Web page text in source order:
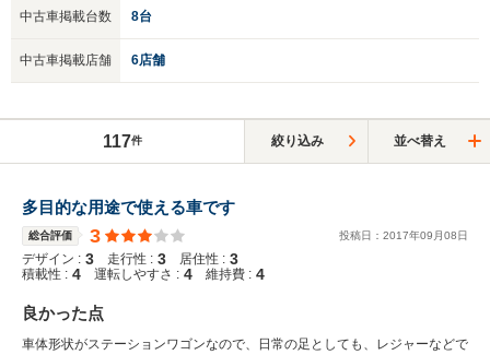
中古車掲載台数 8台
中古車掲載店舗 6店舗
117件 絞り込み 並べ替え
多目的な用途で使える車です
総合評価 3 投稿日： 2017年09 月08日
デザイン : 3 走行性 : 3 居住性 : 3
積載性 : 4 運転しやすさ : 4 維持費 : 4
良かった点
車体形状がステーションワゴンなので、日常の足としても、レジャーなどで